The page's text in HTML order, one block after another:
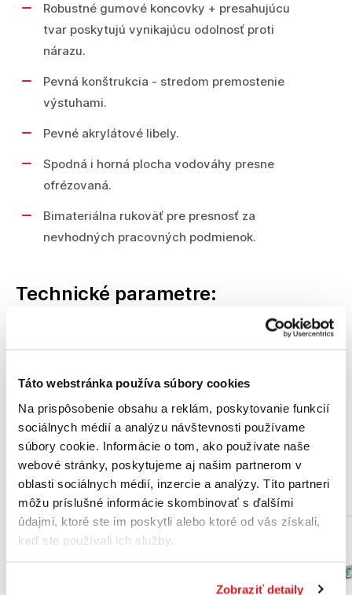
Táto webstránka používa súbory cookies
Na prispôsobenie obsahu a reklám, poskytovanie funkcií
sociálnych médií a analýzu návštevnosti používame
súbory cookie. Informácie o tom, ako používate naše
webové stránky, poskytujeme aj našim partnerom v
oblasti sociálnych médií, inzercie a analýzy. Títo partneri
môžu príslušné informácie skombinovať s ďalšími
údajmi, ktoré ste im poskytli alebo ktoré od vás získali,
keď ste používali ich služby.
Zobraziť detaily
Robustné gumové koncovky + presahujúcu
tvar poskytujú vynikajúcu odolnosť proti
nárazu.
Pevná konštrukcia - stredom premostenie
výstuhami.
Pevné akrylátové libely.
Spodná i horná plocha vodováhy presne
ofrézovaná.
Bimateriálna rukoväť pre presnosť za
nevhodných pracovných podmienok.
Technické parametre:
magnetická nie
Celková hmotnosť 0,8 kg
Podobné produkty
Akcia